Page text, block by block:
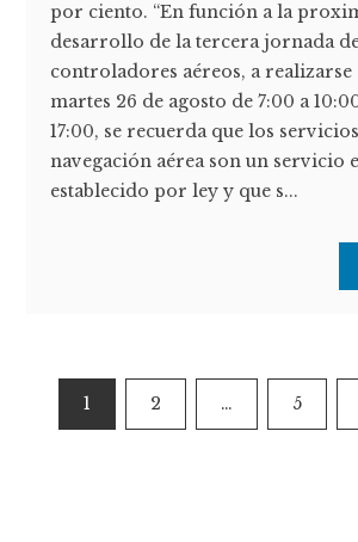
por ciento. “En función a la
desarrollo de la tercera jornada
controladores aéreos, a realizarse
martes 26 de agosto de 7:00 a
17:00, se recuerda que los
navegación aérea son un servicio
establecido por ley y que s...
Paginación
de
1 2 … 5